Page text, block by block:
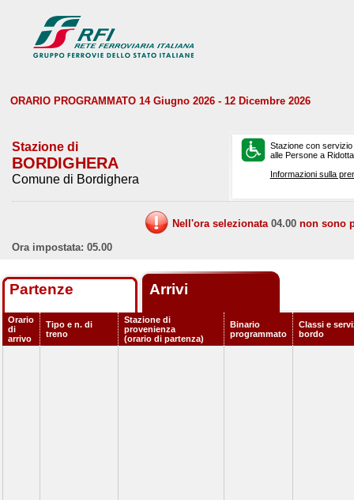
ORARIO PROGRAMMATO 14 Giugno 2026 - 12 Dicembre 2026
Stazione di
BORDIGHERA
Comune di Bordighera
Stazione con
alle Persone a
Informazioni sulla
Nell'ora selezionata 04.00 non sono
Ora impostata: 05.00
Partenze Arrivi
Orario
di
arrivo
Tipo e n. di
treno
Stazione di
provenienza
(orario di partenza)
Binario
programmato
Classi e
bordo